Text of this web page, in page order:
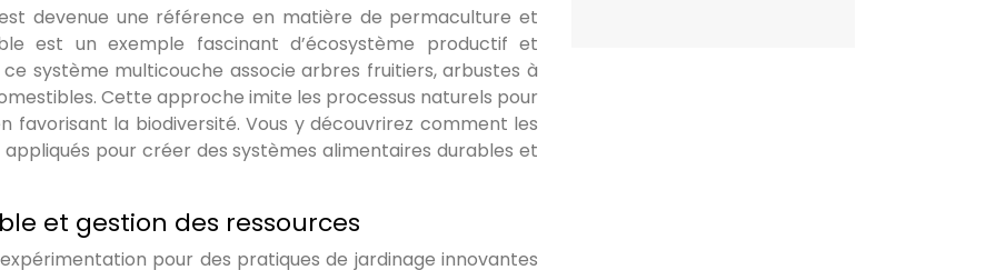
devenue une référence en matière de permaculture et
est un exemple fascinant d’écosystème productif et
système multicouche associe arbres fruitiers, arbustes à
Cette approche imite les processus naturels pour
la biodiversité. Vous y découvrirez comment les
pour créer des systèmes alimentaires durables et
et gestion des ressources
pour des pratiques de jardinage innovantes